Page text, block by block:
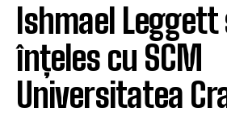
Ishmael
înțeles cu SCM
Universitatea